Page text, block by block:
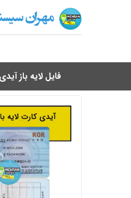
فایل لایه باز